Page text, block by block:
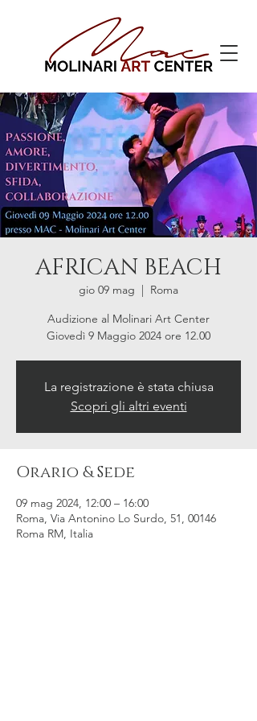
AFRICAN BEACH
gio 09 mag
  |
Roma
Audizione al Molinari Art Center
Giovedì 9 Maggio 2024 ore 12.00
La registrazione è stata chiusa
Scopri gli altri eventi
Orario & Sede
09 mag 2024, 12:00 – 16:00
Roma, Via Antonino Lo Surdo, 51, 00146
Roma RM, Italia